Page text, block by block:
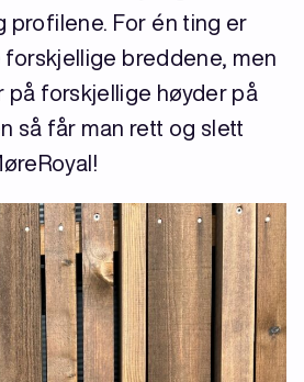
profilene. For én ting er
breddene, men
på forskjellige høyder på
så får man rett og slett